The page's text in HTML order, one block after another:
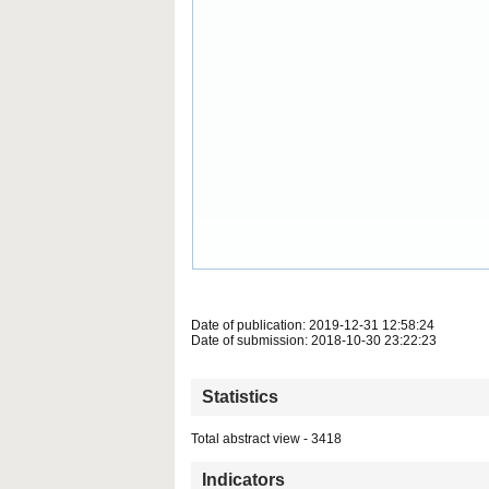
Date of publication: 2019-12-31 12:58:24
Date of submission: 2018-10-30 23:22:23
Statistics
Total abstract view - 3418
Indicators